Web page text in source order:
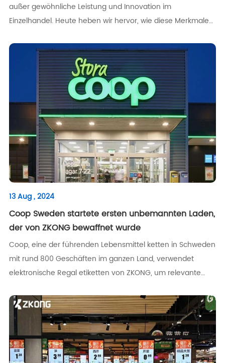
außer gewöhnliche Leistung und Innovation im
Einzelhandel. Heute heben wir hervor, wie diese Merkmale
wie ZKONG in der wettbewerbs orientierten Welt der
Einzelhandel innovationen konsequent Spitzen leistungen
13 Aug , 2024
Coop Sweden startete ersten unbemannten Laden,
der von ZKONG bewaffnet wurde
Coop, eine der führenden Lebensmittel ketten in Schweden
mit rund 800 Geschäften im ganzen Land, verwendet
elektronische Regal etiketten von ZKONG, um relevante